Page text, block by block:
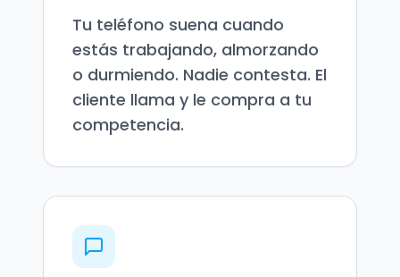
Tu teléfono suena cuando
estás trabajando, almorzando
o durmiendo. Nadie contesta. El
cliente llama y le compra a tu
competencia.